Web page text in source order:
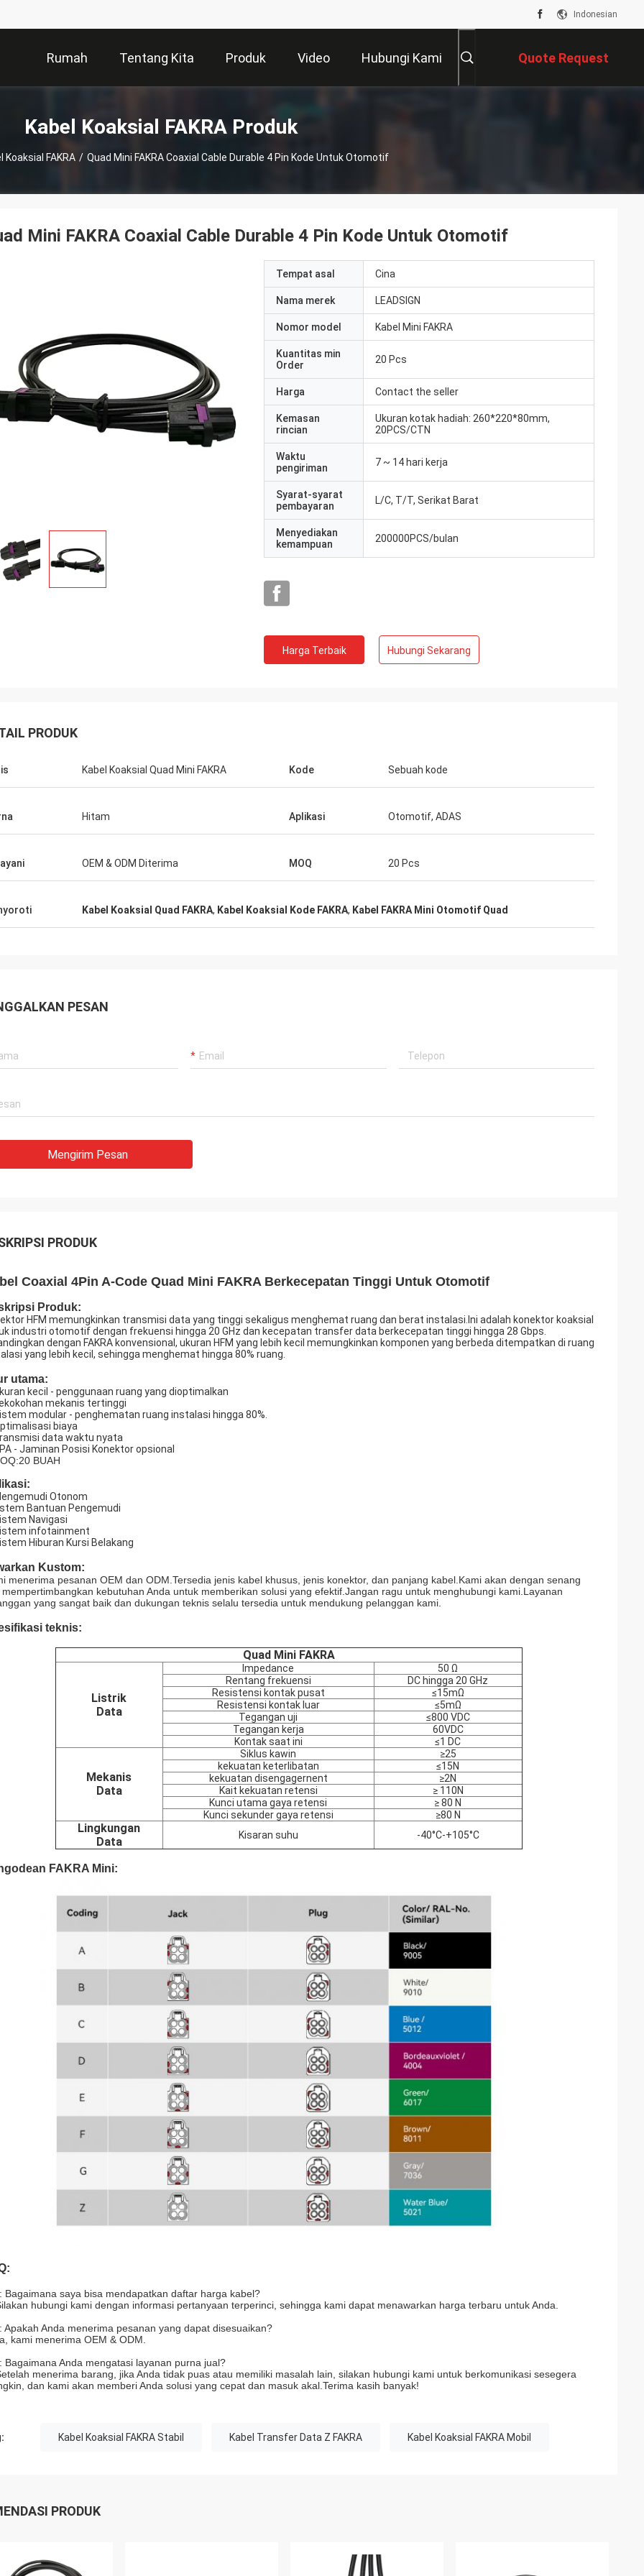
Indonesian
Rumah Tentang Kita Produk Video Hubungi Kami Quote Request
Kabel Koaksial FAKRA Produk
Koaksial FAKRA / Quad Mini FAKRA Coaxial Cable Durable 4 Pin Kode Untuk Otomotif
Mini FAKRA Coaxial Cable Durable 4 Pin Kode Untuk Otomotif
Tempat asal Cina
Nama merek LEADSIGN
Nomor model Kabel Mini FAKRA
Kuantitas min
Order
20 Pcs
Harga Contact the seller
Kemasan
rincian
Ukuran kotak hadiah: 260*220*80mm,
20PCS/CTN
Waktu
pengiriman
7 ~ 14 hari kerja
Syarat-syarat
pembayaran
L/C, T/T, Serikat Barat
Menyediakan
kemampuan
200000PCS/bulan
Harga Terbaik Hubungi Sekarang
PRODUK
Kabel Koaksial Quad Mini FAKRA Kode Sebuah kode
Hitam Aplikasi Otomotif, ADAS
OEM & ODM Diterima MOQ 20 Pcs
Kabel Koaksial Quad FAKRA, Kabel Koaksial Kode FAKRA, Kabel FAKRA Mini Otomotif Quad
PESAN
Mengirim Pesan
PRODUK
Coaxial 4Pin A-Code Quad Mini FAKRA Berkecepatan Tinggi Untuk Otomotif
Produk:
HFM memungkinkan transmisi data yang tinggi sekaligus menghemat ruang dan berat instalasi.Ini adalah konektor koaksial
industri otomotif dengan frekuensi hingga 20 GHz dan kecepatan transfer data berkecepatan tinggi hingga 28 Gbps.
dengan FAKRA konvensional, ukuran HFM yang lebih kecil memungkinkan komponen yang berbeda ditempatkan di ruang
yang lebih kecil, sehingga menghemat hingga 80% ruang.
utama:
kecil - penggunaan ruang yang dioptimalkan
mekanis tertinggi
modular - penghematan ruang instalasi hingga 80%.
biaya
data waktu nyata
- Jaminan Posisi Konektor opsional
BUAH
Otonom
Bantuan Pengemudi
Navigasi
infotainment
Hiburan Kursi Belakang
Kustom:
menerima pesanan OEM dan ODM.Tersedia jenis kabel khusus, jenis konektor, dan panjang kabel.Kami akan dengan senang
mempertimbangkan kebutuhan Anda untuk memberikan solusi yang efektif.Jangan ragu untuk menghubungi kami.Layanan
yang sangat baik dan dukungan teknis selalu tersedia untuk mendukung pelanggan kami.
teknis:
Quad Mini FAKRA
Listrik
Data
lmpedance
50 Ω
Rentang frekuensi
DC hingga 20 GHz
Resistensi kontak pusat
≤15mΩ
Resistensi kontak luar
≤5mΩ
Tegangan uji
≤800 VDC
Tegangan kerja
60VDC
Kontak saat ini
≤1 DC
Mekanis
Data
Siklus kawin
≥25
kekuatan keterlibatan
≤15N
kekuatan disengagernent
≥2N
Kait kekuatan retensi
≥ 110N
Kunci utama gaya retensi
≥ 80 N
Kunci sekunder gaya retensi
≥80 N
Lingkungan
Data
Kisaran suhu -40°C-+105°C
FAKRA Mini:
Bagaimana saya bisa mendapatkan daftar harga kabel?
hubungi kami dengan informasi pertanyaan terperinci, sehingga kami dapat menawarkan harga terbaru untuk Anda.
Apakah Anda menerima pesanan yang dapat disesuaikan?
kami menerima OEM & ODM.
Bagaimana Anda mengatasi layanan purna jual?
menerima barang, jika Anda tidak puas atau memiliki masalah lain, silakan hubungi kami untuk berkomunikasi sesegera
dan kami akan memberi Anda solusi yang cepat dan masuk akal.Terima kasih banyak!
Kabel Koaksial FAKRA Stabil Kabel Transfer Data Z FAKRA Kabel Koaksial FAKRA Mobil
PRODUK